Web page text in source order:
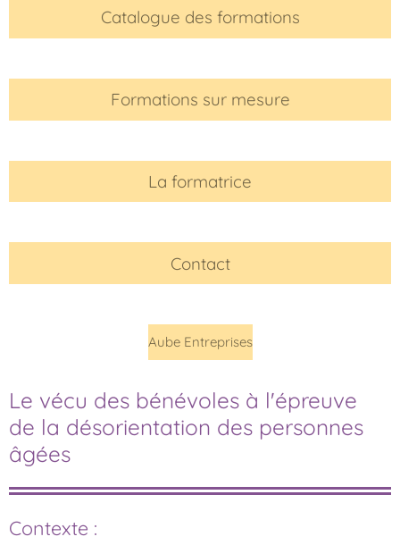
Catalogue des formations
Formations sur mesure
La formatrice
Contact
Aube Entreprises
Le vécu des bénévoles à l'épreuve
de la désorientation des personnes
âgées
Contexte :